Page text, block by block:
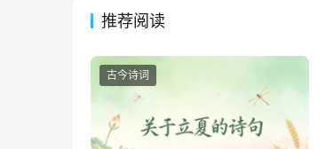
推荐阅读
古今诗词